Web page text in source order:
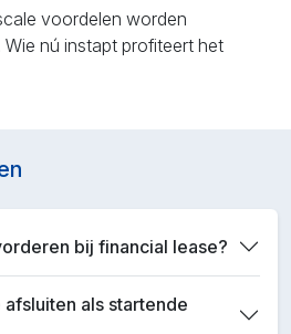
voordelen worden
nú instapt profiteert het
bij financial lease?
als startende